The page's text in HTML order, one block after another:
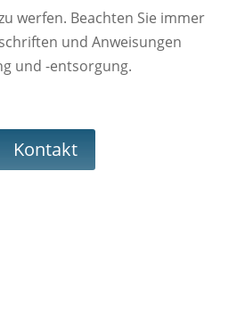
werfen. Beachten Sie immer
und Anweisungen
und -entsorgung.
Kontakt